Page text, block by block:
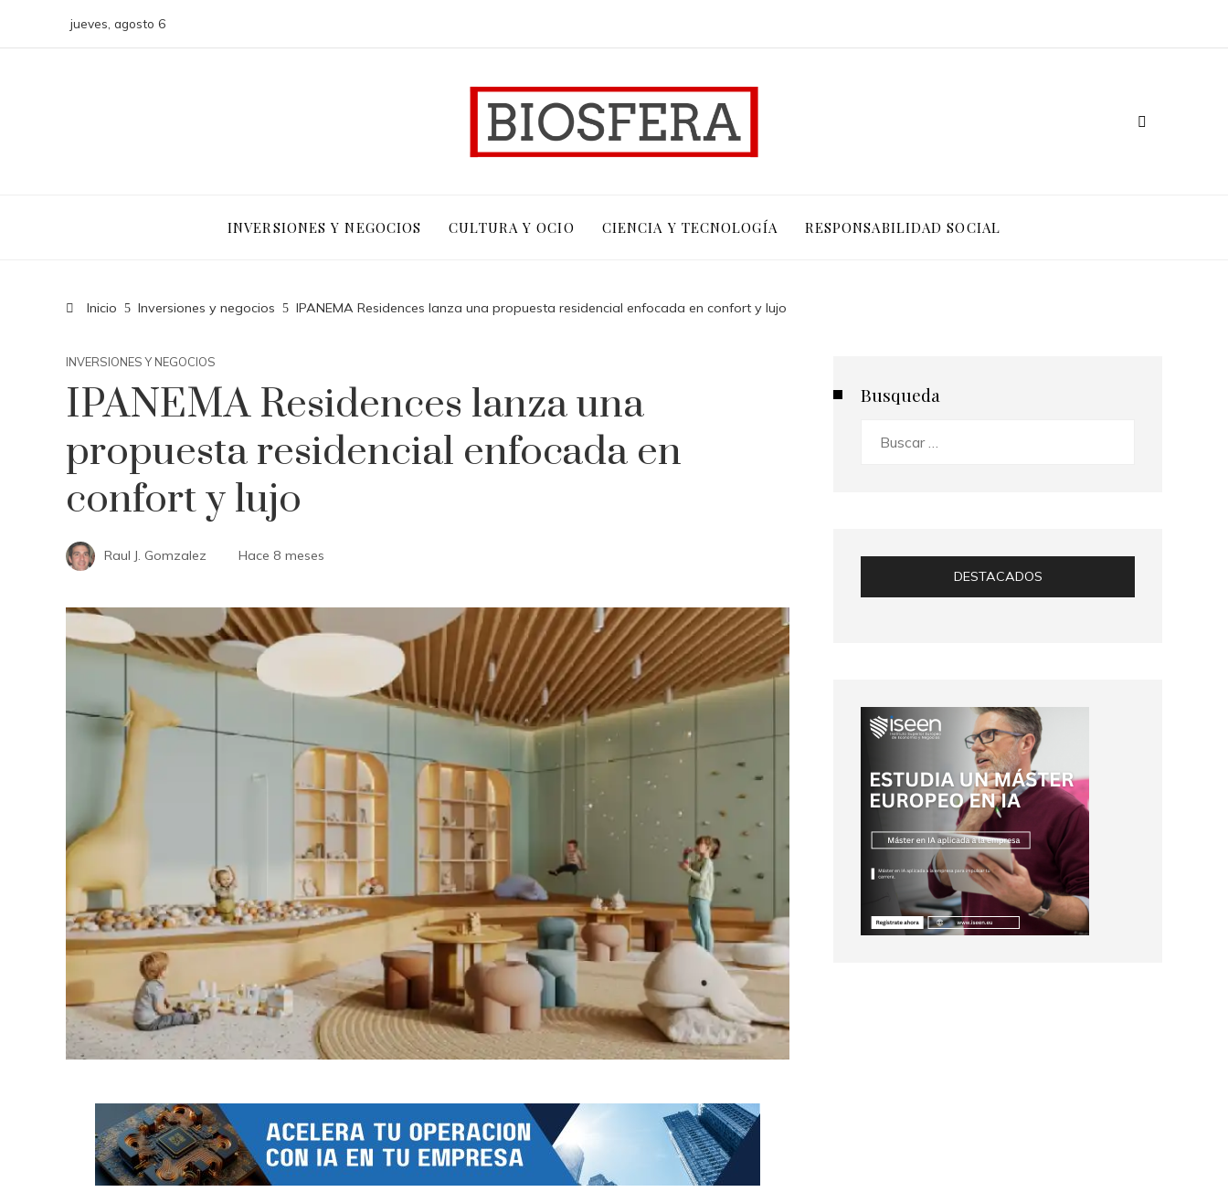
jueves, agosto 6
INVERSIONES Y NEGOCIOS CULTURA Y OCIO CIENCIA Y TECNOLOGÍA RESPONSABILIDAD SOCIAL
Inicio Inversiones y negocios IPANEMA Residences lanza una propuesta residencial enfocada en confort y lujo
INVERSIONES Y NEGOCIOS
IPANEMA Residences lanza una
propuesta residencial enfocada en
confort y lujo
Raul J. Gomzalez Hace 8 meses
Busqueda
DESTACADOS